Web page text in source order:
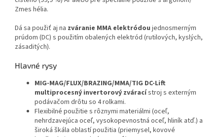
Zmes hélia.
Dá sa použiť aj na zváranie MMA elektródou jednosmerným
prúdom (DC) s použitím obalených elektród (rutilových, kyslých,
zásaditých).
Hlavné rysy
MIG-MAG/FLUX/BRAZING/MMA/TIG DC-Lift
multiprocesný invertorový zváracístroj s externým
podávačom drôtu so 4 rolkami.
Flexibilné použitie s rôznymi materiálmi (oceľ,
nehrdzavejúca oceľ, vysokopevnostná oceľ, hliník atď.) a
široká škála oblastí použitia (priemysel, kovové